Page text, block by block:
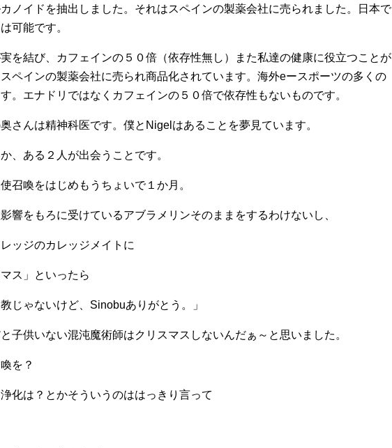
ノイドを抽出しました。それはスペインの製薬会社に売られました。日本で
可能です。
を結び、カフェインの５０倍（依存性無し）また私達の健康に役立つことが
ペインの製薬会社に売られ商品化されています。海外eースポーツの多くの
。エナドリではなくカフェインの５０倍で依存性もないものです。
さんは精神科医です。僕とNigelはあることを夢見ています。
、ある２人が出会うことです。
召喚をはじめもうちょいで１か月。
響をもろに受けているアブラメリンそのままをするわけないし、
ッジのカレッジメイトに
ス」といったら
教じゃないけど、Sinobuありがとう。」
子供いない混沌魔術師はクリスマスしないんだぁ～と思いました。
を？
化は？とかそういうのははっきり言って